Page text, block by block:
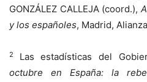
GONZÁLEZ CALLEJA (coord.),
y los españoles, Madrid,
2 Las estadísticas del
octubre en España: la